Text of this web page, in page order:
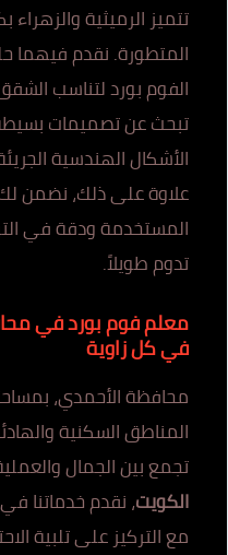
تتميز الرميثية
المتطورة. نقدم فيهما
الفوم بورد لتناسب
تبحث عن تصميمات
الأشكال الهندسية
علاوة على ذلك، نضمن
المستخدمة ودقة في
تدوم طويلاً.
معلم فوم بورد في
في كل زاوية
محافظة الأحمدي،
المناطق السكنية
تجمع بين الجمال
الكويت، نقدم خدماتنا
مع التركيز على تلبية